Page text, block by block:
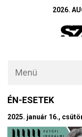
2026.
Menü
ÉN-ESETEK
2025. január 16.,